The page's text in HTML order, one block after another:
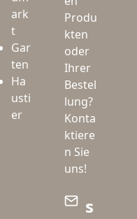
ark
t
Gar
ten
Ha
usti
er
Produ
kten
oder
Ihrer
Bestel
lung?
Konta
ktiere
n Sie
uns!
s